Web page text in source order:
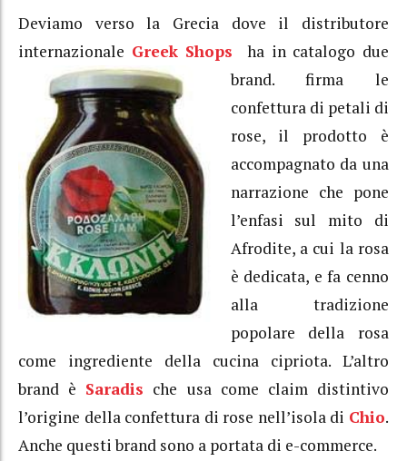
Deviamo verso la Grecia dove il distributore
internazionale Greek Shops ha in catalogo due
brand.firma le
confettura di petali di
rose, il prodotto è
accompagnato da una
narrazione che pone
l’enfasi sul mito di
Afrodite, a cui la rosa
è dedicata, e fa cenno
alla tradizione
popolare della rosa
come ingrediente della cucina cipriota. L’altro
brand è Saradis che usa come claim distintivo
l’origine della confettura di rose nell’isola di Chio.
Anche questi brand sono a portata di e-commerce.